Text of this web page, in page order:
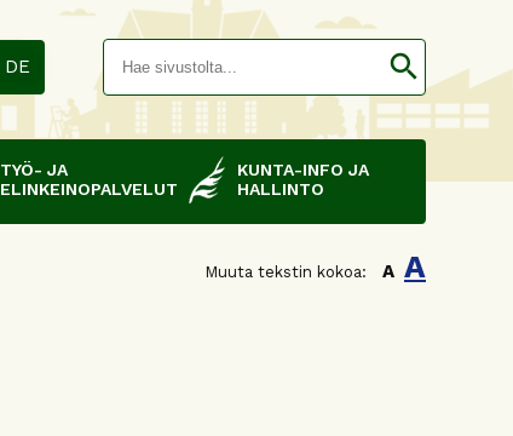
DE search
TYÖ- JA
ELINKEINOPALVELUT
KUNTA-INFO JA
HALLINTO
Muuta tekstin kokoa: A A